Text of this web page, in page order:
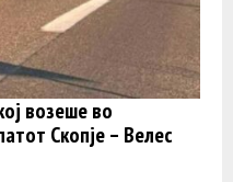
возеше во
Скопје – Велес